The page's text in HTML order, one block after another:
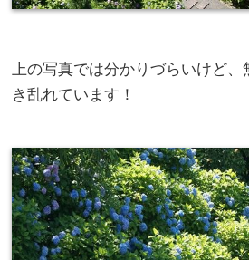
上の写真では分かりづらいけど、
き乱れています！